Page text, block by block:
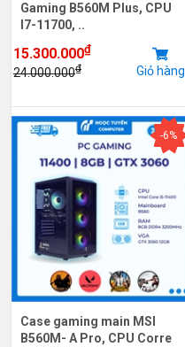
Gaming B560M Plus, CPU
I7-11700, ..
15.300.000₫
24.000.000₫ Giỏ hàng
-6%
Case gaming main MSI
B560M- A Pro, CPU Corre